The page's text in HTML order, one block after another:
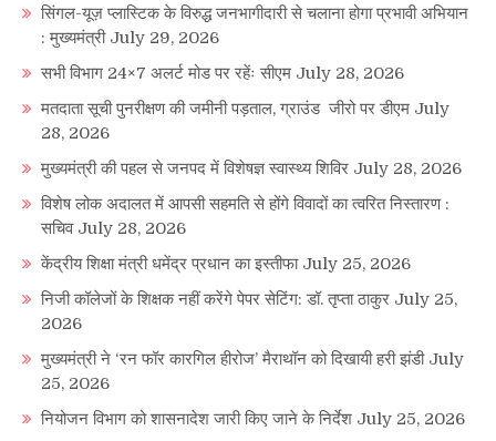
सिंगल-यूज़ प्लास्टिक के विरुद्ध जनभागीदारी से चलाना होगा प्रभावी अभियान
: मुख्यमंत्री July 29, 2026
सभी विभाग 24×7 अलर्ट मोड पर रहेंः सीएम July 28, 2026
मतदाता सूची पुनरीक्षण की जमीनी पड़ताल, ग्राउंड जीरो पर डीएम July
28, 2026
मुख्यमंत्री की पहल से जनपद में विशेषज्ञ स्वास्थ्य शिविर July 28, 2026
विशेष लोक अदालत में आपसी सहमति से होंगे विवादों का त्वरित निस्तारण :
सचिव July 28, 2026
केंद्रीय शिक्षा मंत्री धमेंद्र प्रधान का इस्तीफा July 25, 2026
निजी कॉलेजों के शिक्षक नहीं करेंगे पेपर सेटिंग: डॉ. तृप्ता ठाकुर July 25,
2026
मुख्यमंत्री ने ‘रन फॉर कारगिल हीरोज’ मैराथॉन को दिखायी हरी झंडी July
25, 2026
नियोजन विभाग को शासनादेश जारी किए जाने के निर्देश July 25, 2026